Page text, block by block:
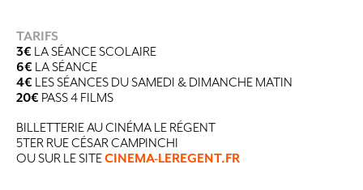
TARIFS
3€ LA SÉANCE SCOLAIRE
6€ LA SÉANCE
4€ LES SÉANCES DU SAMEDI & DIMANCHE MATIN
20€ PASS 4 FILMS
BILLETTERIE AU CINÉMA LE RÉGENT
5TER RUE CÉSAR CAMPINCHI
OU SUR LE SITECINEMA-LEREGENT.FR